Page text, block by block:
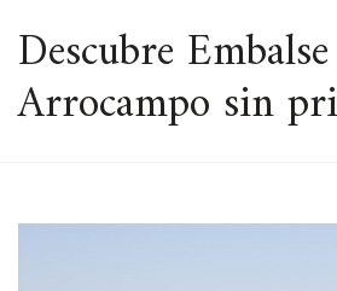
Descubre
Arrocampo sin